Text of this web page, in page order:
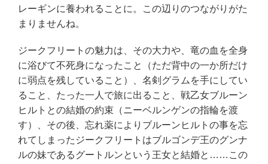
レーギンに養われることに。この辺りのつながりがた
まりませんね。
ジークフリートの魅力は、その大力や、竜の血を全身
に浴びて不死身になったこと（ただ背中の一か所だけ
に弱点を残していること）、名剣グラムを手にしてい
ること、たった一人で旅に出ること、戦乙女ブルーン
ヒルトとの結婚の約束（ニーベルンゲンの指輪を渡
す）、その後、忘れ薬によりブルーンヒルトの事を忘
れてしまったジークフリートはブルゴンデ王のグンナ
ルの妹であるグートルンという王女と結婚と……この